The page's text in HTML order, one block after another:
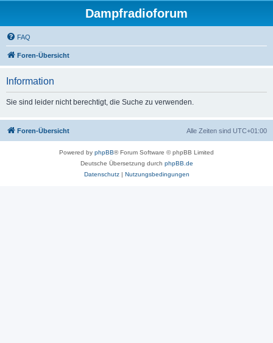
Dampfradioforum
FAQ
Foren-Übersicht
Information
Sie sind leider nicht berechtigt, die Suche zu verwenden.
Foren-Übersicht Alle Zeiten sind UTC+01:00
Powered by phpBB® Forum Software © phpBB Limited
Deutsche Übersetzung durch phpBB.de
Datenschutz| Nutzungsbedingungen